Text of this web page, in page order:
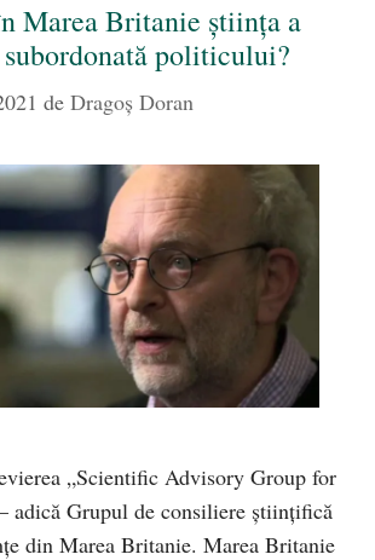
Marea Britanie știința a
subordonată politicului?
de Dragoș Doran
„Scientific Advisory Group for
adică Grupul de consiliere științifică
din Marea Britanie. Marea Britanie